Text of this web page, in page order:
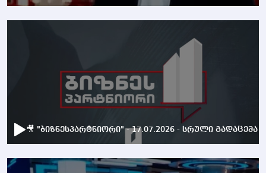
🎥 "ბიზნესპარტნიორი" - 17.07.2026 - სრული გადაცემა